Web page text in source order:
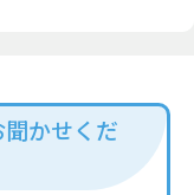
かせくだ